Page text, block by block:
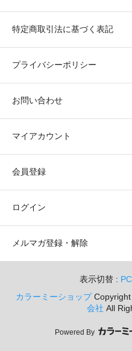
特定商取引法に基づく表記
プライバシーポリシー
お問い合わせ
マイアカウント
会員登録
ログイン
メルマガ登録・解除
表示切替 :
カラーミーショップCopyright
会社 All
Powered By